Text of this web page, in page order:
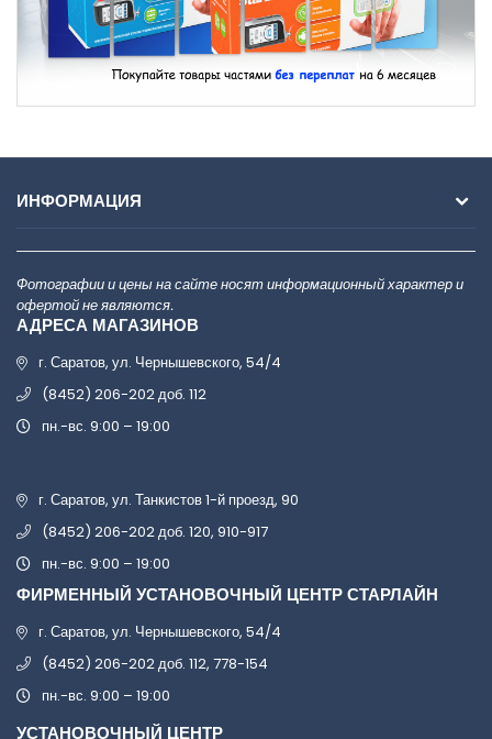
ИНФОРМАЦИЯ
Фотографии и цены на сайте носят информационный характер и
офертой не являются.
АДРЕСА МАГАЗИНОВ
г. Саратов, ул. Чернышевского, 54/4
(8452) 206-202 доб. 112
пн.-вс. 9:00 – 19:00
г. Саратов, ул. Танкистов 1-й проезд, 90
(8452) 206-202 доб. 120, 910-917
пн.-вс. 9:00 – 19:00
ФИРМЕННЫЙ УСТАНОВОЧНЫЙ ЦЕНТР СТАРЛАЙН
г. Саратов, ул. Чернышевского, 54/4
(8452) 206-202 доб. 112, 778-154
пн.-вс. 9:00 – 19:00
УСТАНОВОЧНЫЙ ЦЕНТР